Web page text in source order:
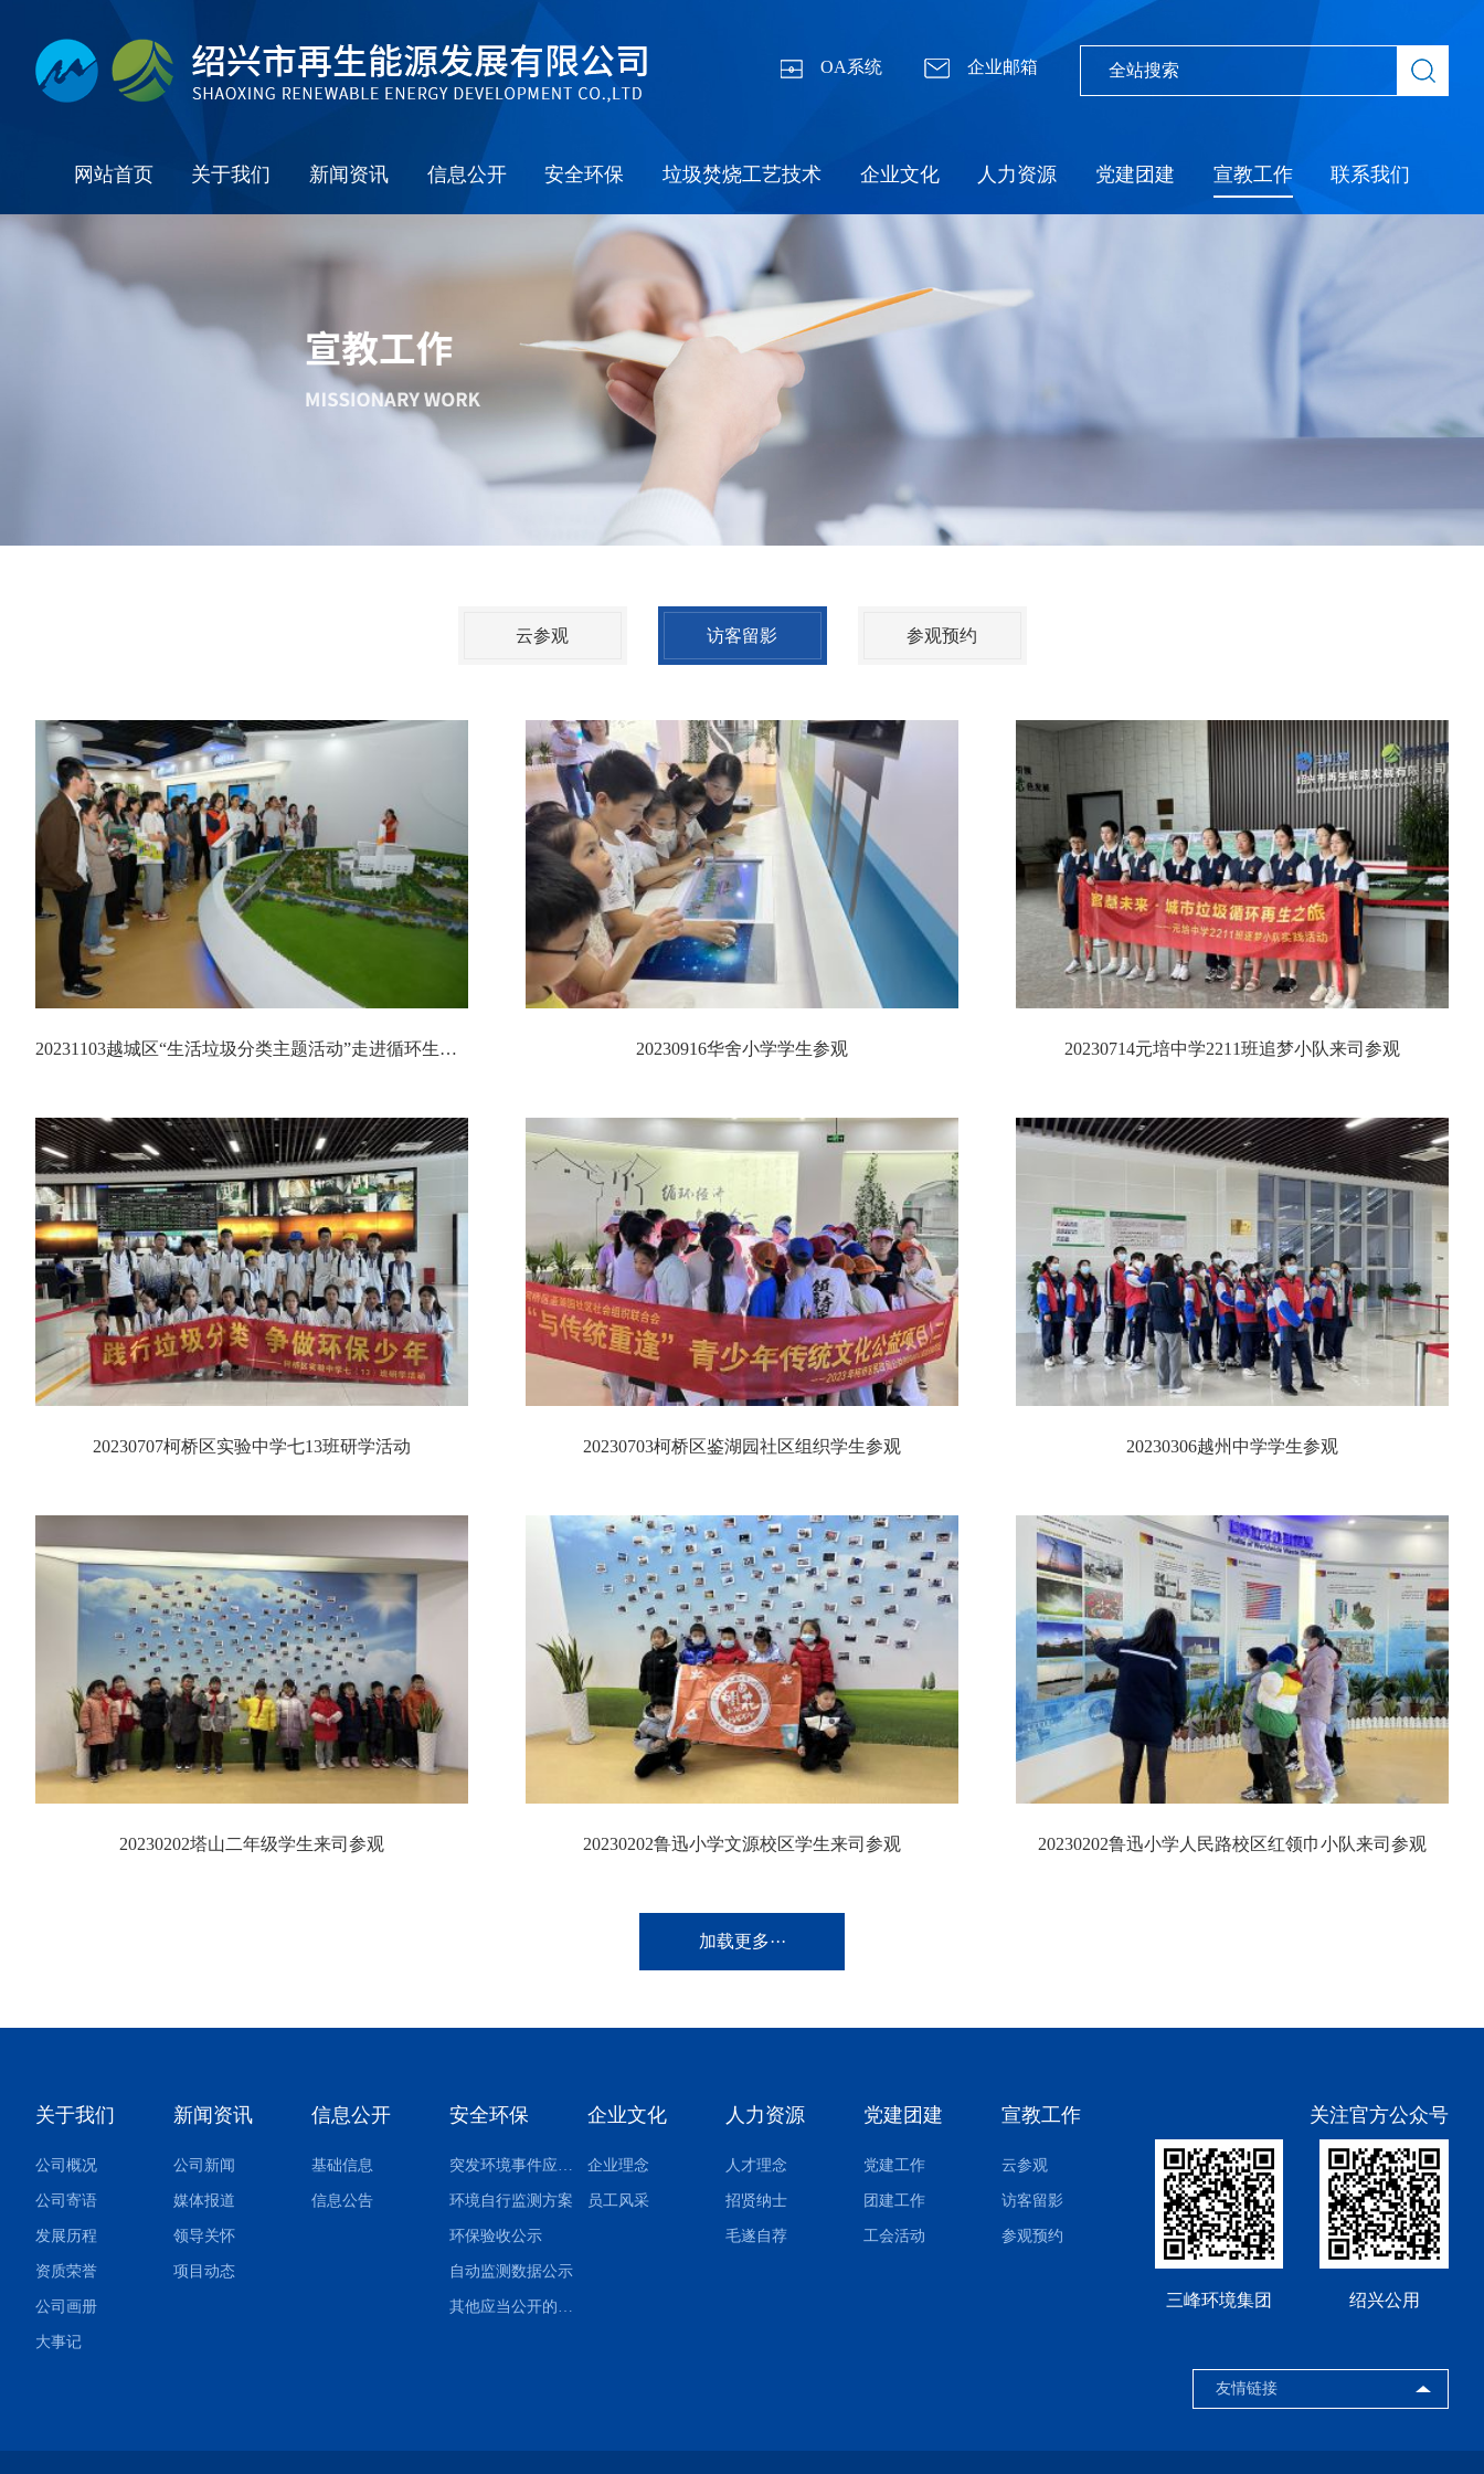
OA系统 企业邮箱
网站首页 关于我们 新闻资讯 信息公开 安全环保 垃圾焚烧工艺技术 企业文化 人力资源 党建团建 宣教工作 联系我们
云参观 访客留影 参观预约
20231103越城区“生活垃圾分类主题活动”走进循环生态产业园（一期）再生资源发电厂 20230916华舍小学学生参观 20230714元培中学2211班追梦小队来司参观
20230707柯桥区实验中学七13班研学活动 20230703柯桥区鉴湖园社区组织学生参观 20230306越州中学学生参观
20230202塔山二年级学生来司参观 20230202鲁迅小学文源校区学生来司参观 20230202鲁迅小学人民路校区红领巾小队来司参观
加载更多···
关于我们
公司概况
公司寄语
发展历程
资质荣誉
公司画册
大事记
新闻资讯
公司新闻
媒体报道
领导关怀
项目动态
信息公开
基础信息
信息公告
安全环保
突发环境事件应急预案
环境自行监测方案
环保验收公示
自动监测数据公示
其他应当公开的环境信息
企业文化
企业理念
员工风采
人力资源
人才理念
招贤纳士
毛遂自荐
党建团建
党建工作
团建工作
工会活动
宣教工作
云参观
访客留影
参观预约
关注官方公众号
三峰环境集团 绍兴公用